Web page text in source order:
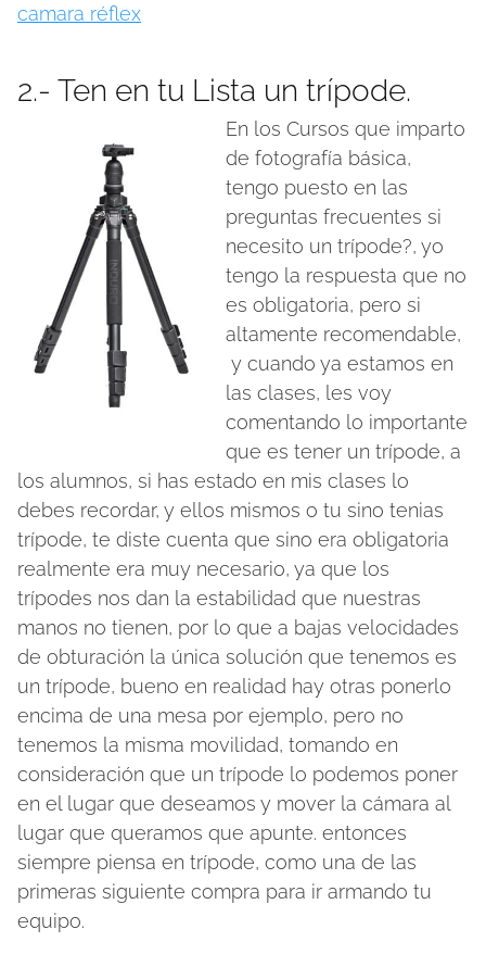
camara réflex
2.- Ten en tu Lista un trípode.
En los Cursos que imparto
de fotografía básica,
tengo puesto en las
preguntas frecuentes si
necesito un trípode?, yo
tengo la respuesta que no
es obligatoria, pero si
altamente recomendable,
y cuando ya estamos en
las clases, les voy
comentando lo importante
que es tener un trípode, a
los alumnos, si has estado en mis clases lo
debes recordar, y ellos mismos o tu sino tenias
trípode, te diste cuenta que sino era obligatoria
realmente era muy necesario, ya que los
trípodes nos dan la estabilidad que nuestras
manos no tienen, por lo que a bajas velocidades
de obturación la única solución que tenemos es
un trípode, bueno en realidad hay otras ponerlo
encima de una mesa por ejemplo, pero no
tenemos la misma movilidad, tomando en
consideración que un trípode lo podemos poner
en el lugar que deseamos y mover la cámara al
lugar que queramos que apunte. entonces
siempre piensa en trípode, como una de las
primeras siguiente compra para ir armando tu
equipo.